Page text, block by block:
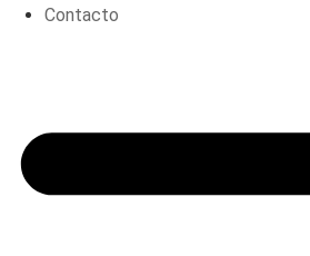
Contacto